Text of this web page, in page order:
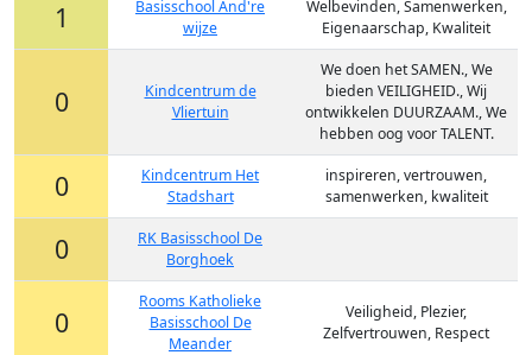
1
Basisschool And're
wijze
Welbevinden, Samenwerken,
Eigenaarschap, Kwaliteit
0
Kindcentrum de
Vliertuin
We doen het SAMEN., We
bieden VEILIGHEID., Wij
ontwikkelen DUURZAAM., We
hebben oog voor TALENT.
0
Kindcentrum Het
Stadshart
inspireren, vertrouwen,
samenwerken, kwaliteit
0
RK Basisschool De
Borghoek
0
Rooms Katholieke
Basisschool De
Meander
Veiligheid, Plezier,
Zelfvertrouwen, Respect